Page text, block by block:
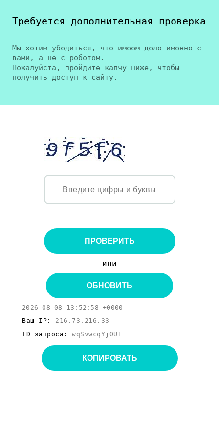
Требуется дополнительная проверка
Мы хотим убедиться, что имеем дело именно с
вами, а не с роботом.
Пожалуйста, пройдите капчу ниже, чтобы
получить доступ к сайту.
ПРОВЕРИТЬ
или
ОБНОВИТЬ
2026-08-08 13:52:58 +0000
Ваш IP: 216.73.216.33
ID запроса: wqSvwcqYj0U1
КОПИРОВАТЬ